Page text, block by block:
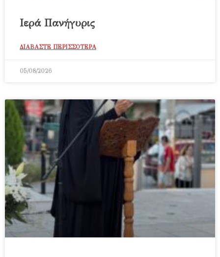
Ιερά Πανήγυρις
ΔΙΑΒΑΣΤΕ ΠΕΡΙΣΣΟΤΕΡΑ
05/08/2026